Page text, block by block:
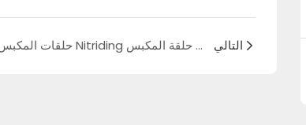
حلقات المكبس للدراجات النارية Nitriding معلومات حلقة المكبس التالي